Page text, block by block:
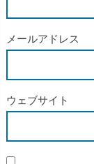
メールアドレス
ウェブサイト